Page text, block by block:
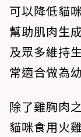
可以降低貓
幫助肌肉生
及眾多維持
常適合做為
除了雞胸肉
貓咪食用火